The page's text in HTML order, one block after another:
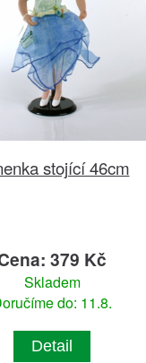
stojící 46cm
379 Kč
Skladem
do: 11.8.
Detail